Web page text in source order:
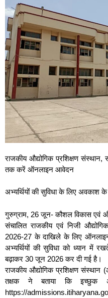
राजकीय औद्योगिक प्रशिक्षण
तक करें ऑनलाइन आवेदन
अभ्यर्थियों की सुविधा के लिए अवकाश
गुरुग्राम, 26 जून- कौशल विकास एवं
संचालित राजकीय एवं निजी
2026-27 के दाखिले के लिए ऑनलाइन
अभ्यर्थियों की सुविधा को ध्यान
बढ़ाकर 30 जून 2026 कर दी गई है।
राजकीय औद्योगिक प्रशिक्षण संस्थान
तक्षक ने बताया कि इच्छुक
https://